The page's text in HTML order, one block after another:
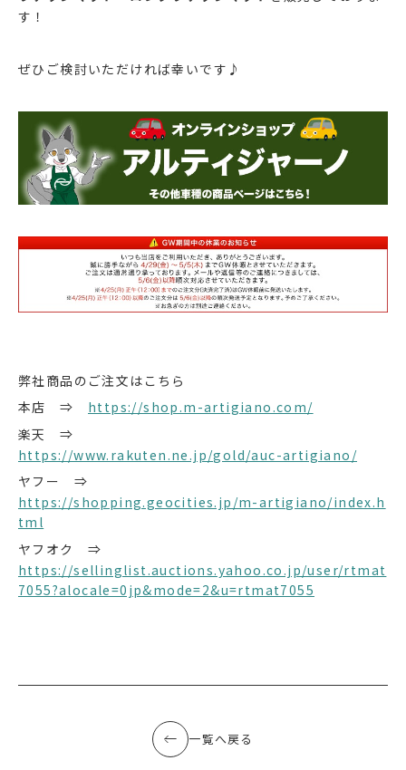
す！
ぜひご検討いただければ幸いです♪
弊社商品のご注文はこちら
本店 ⇒ https://shop.m-artigiano.com/
楽天 ⇒
https://www.rakuten.ne.jp/gold/auc-artigiano/
ヤフー ⇒
https://shopping.geocities.jp/m-artigiano/index.h
tml
ヤフオク ⇒
https://sellinglist.auctions.yahoo.co.jp/user/rtmat
7055?alocale=0jp&mode=2&u=rtmat7055
一覧へ戻る